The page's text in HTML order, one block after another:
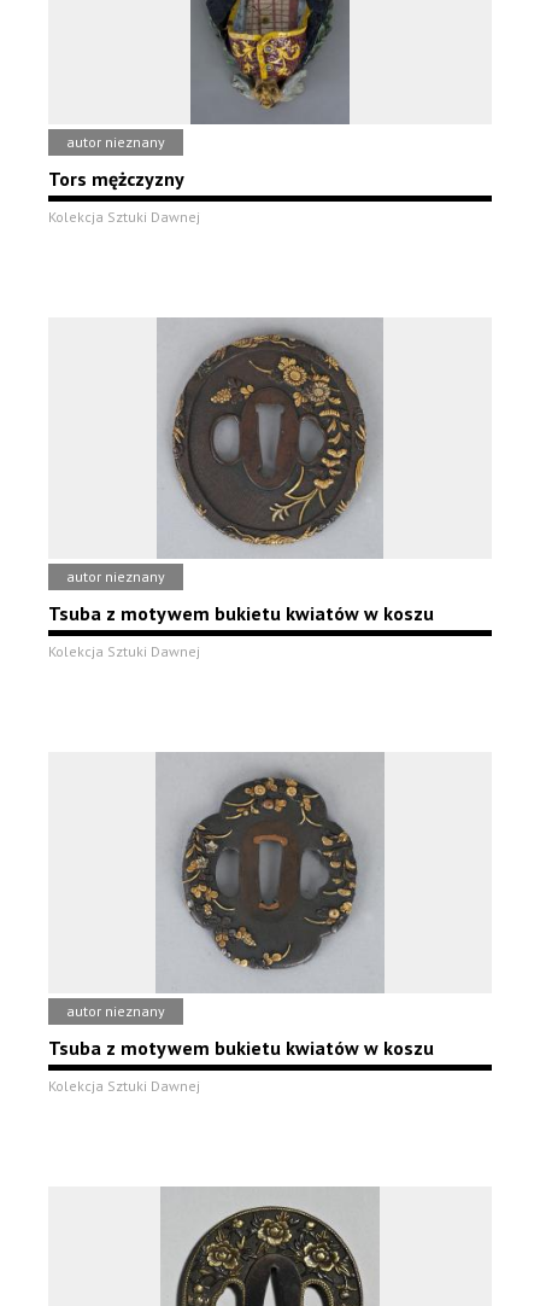
autor nieznany
Tors mężczyzny
Kolekcja Sztuki Dawnej
autor nieznany
Tsuba z motywem bukietu kwiatów w koszu
Kolekcja Sztuki Dawnej
autor nieznany
Tsuba z motywem bukietu kwiatów w koszu
Kolekcja Sztuki Dawnej